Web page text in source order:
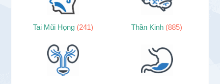
Tai Mũi Họng (241) Thần Kinh (885)